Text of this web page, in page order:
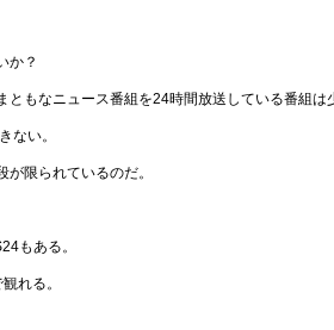
か？
ともなニュース番組を24時間放送している番組は
ない。
限られているのだ。
もある。
れる。